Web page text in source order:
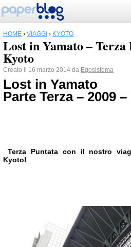
HOME › VIAGGI › KYOTO
Lost in Yamato – Terza
Kyoto
Creato il 16 marzo 2014 da Egosistema
Lost in Yamato
Parte Terza – 2009
Terza Puntata con il nostro
Kyoto!